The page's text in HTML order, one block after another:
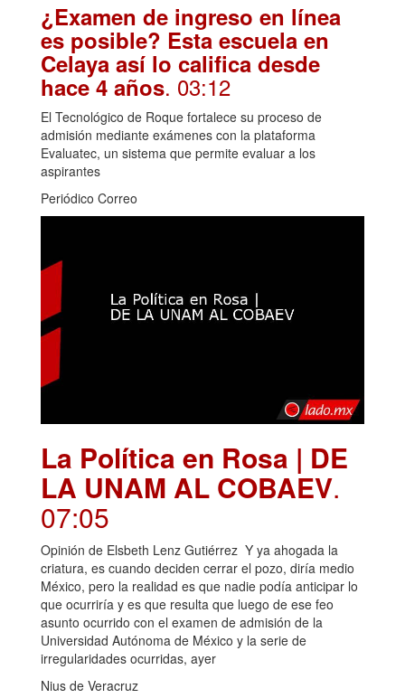
¿Examen de ingreso en línea
es posible? Esta escuela en
Celaya así lo califica desde
hace 4 años. 03:12
El Tecnológico de Roque fortalece su proceso de
admisión mediante exámenes con la plataforma
Evaluatec, un sistema que permite evaluar a los
aspirantes
Periódico Correo
La Política en Rosa | DE
LA UNAM AL COBAEV.
07:05
Opinión de Elsbeth Lenz Gutiérrez Y ya ahogada la
criatura, es cuando deciden cerrar el pozo, diría medio
México, pero la realidad es que nadie podía anticipar lo
que ocurriría y es que resulta que luego de ese feo
asunto ocurrido con el examen de admisión de la
Universidad Autónoma de México y la serie de
irregularidades ocurridas, ayer
Nius de Veracruz